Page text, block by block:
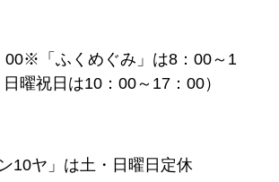
00※「ふくめぐみ」は8：00～1
曜祝日は10：00～17：00）
10ヤ」は土・日曜日定休